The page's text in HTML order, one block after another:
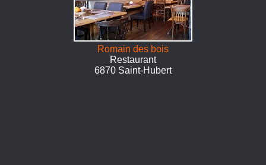
Romain des bois
Restaurant
6870 Saint-Hubert